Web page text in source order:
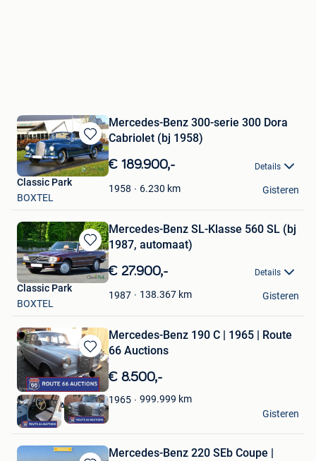
Bewaren
in
Mijn
Favorieten
Mercedes-Benz 300-serie 300 Dora
Cabriolet (bj 1958)
€ 189.900,- Details
1958 6.230 km
Classic Park
BOXTEL
Gisteren
Bewaren
in
Mijn
Favorieten
Mercedes-Benz SL-Klasse 560 SL (bj
1987, automaat)
€ 27.900,- Details
1987 138.367 km
Classic Park
BOXTEL
Gisteren
Bewaren
in
Mijn
Favorieten
Mercedes-Benz 190 C | 1965 | Route
66 Auctions
€ 8.500,-
1965 999.999 km
Route 66 Auctions
Waalwijk
Gisteren
Mercedes-Benz 220 SEb Coupe |